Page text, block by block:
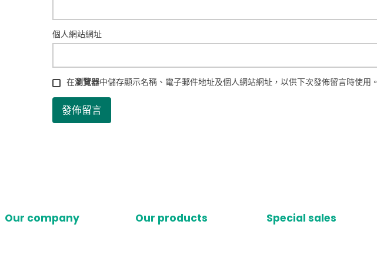
個人網站網址
在瀏覽器中儲存顯示名稱、電子郵件地址及個人網站網址，以供下次發佈留言時使用。
Our company Our products Special sales